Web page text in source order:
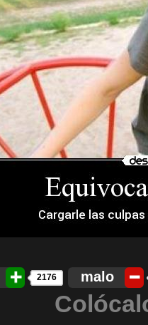
2176 malo